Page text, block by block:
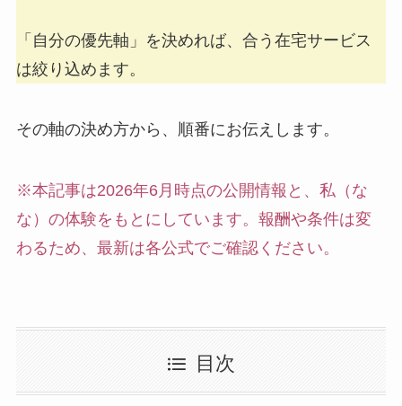
「自分の優先軸」を決めれば、合う在宅サービス
は絞り込めます。
その軸の決め方から、順番にお伝えします。
※本記事は2026年6月時点の公開情報と、私（な
な）の体験をもとにしています。報酬や条件は変
わるため、最新は各公式でご確認ください。
目次